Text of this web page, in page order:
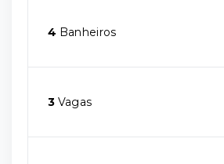
4 Banheiros
3 Vagas